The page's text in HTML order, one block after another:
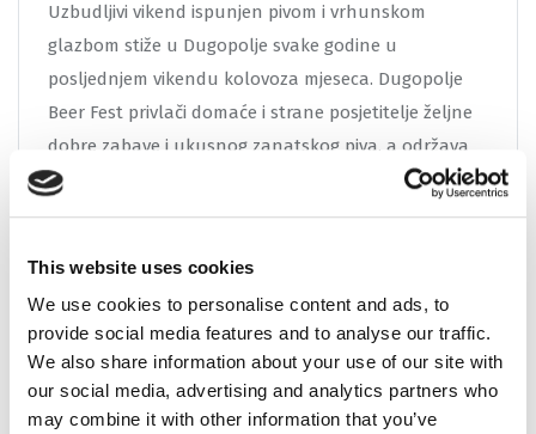
This website uses cookies
We use cookies to personalise content and ads, to
provide social media features and to analyse our traffic.
We also share information about your use of our site with
our social media, advertising and analytics partners who
may combine it with other information that you’ve
Uzbudljivi vikend ispunjen pivom i vrhunskom
glazbom stiže u Dugopolje svake godine u
posljednjem vikendu kolovoza mjeseca. Dugopolje
Beer Fest privlači domaće i strane posjetitelje željne
dobre zabave i ukusnog zanatskog piva, a održava
na izletištu uz lokvu Dračanica, prostoru posebno
uređenom za ovu priliku.
Više